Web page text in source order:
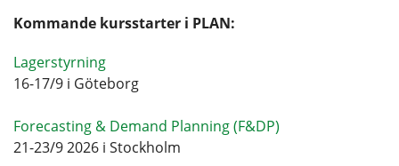
Kommande kursstarter i PLAN:
Lagerstyrning
16-17/9 i Göteborg
Forecasting & Demand Planning (F&DP)
21-23/9 2026 i Stockholm